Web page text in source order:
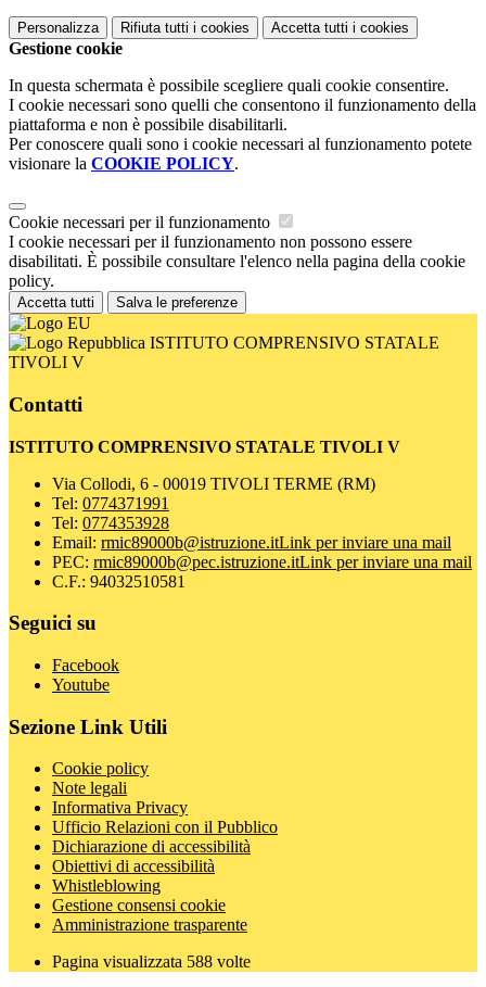
Personalizza Rifiuta tutti i cookies Accetta tutti i cookies
Gestione cookie
In questa schermata è possibile scegliere quali cookie consentire.
I cookie necessari sono quelli che consentono il funzionamento della
piattaforma e non è possibile disabilitarli.
Per conoscere quali sono i cookie necessari al funzionamento potete
visionare la COOKIE POLICY.
Cookie necessari per il funzionamento
I cookie necessari per il funzionamento non possono essere
disabilitati. È possibile consultare l'elenco nella pagina della cookie
policy.
Accetta tutti Salva le preferenze
ISTITUTO COMPRENSIVO STATALE
TIVOLI V
Contatti
ISTITUTO COMPRENSIVO STATALE TIVOLI V
Via Collodi, 6 - 00019 TIVOLI TERME (RM)
Tel: 0774371991
Tel: 0774353928
Email: rmic89000b@istruzione.itLink per inviare una mail
PEC: rmic89000b@pec.istruzione.itLink per inviare una mail
C.F.: 94032510581
Seguici su
Facebook
Youtube
Sezione Link Utili
Cookie policy
Note legali
Informativa Privacy
Ufficio Relazioni con il Pubblico
Dichiarazione di accessibilità
Obiettivi di accessibilità
Whistleblowing
Gestione consensi cookie
Amministrazione trasparente
Pagina visualizzata 588 volte